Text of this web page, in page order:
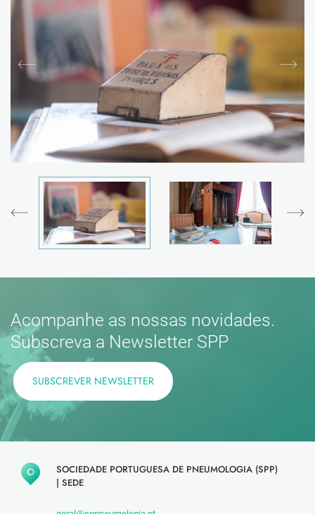
Acompanhe as nossas novidades.
Subscreva a Newsletter SPP
SUBSCREVER NEWSLETTER
SOCIEDADE PORTUGUESA DE PNEUMOLOGIA (SPP)
| SEDE